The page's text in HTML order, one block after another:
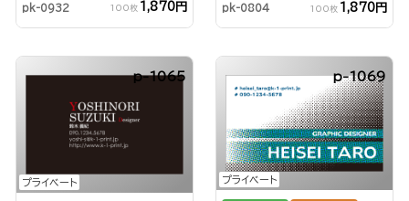
pk-0932 100枚 1,870円 pk-0804 100枚 1,870円
プライベート
p-1065
プライベート
p-1069